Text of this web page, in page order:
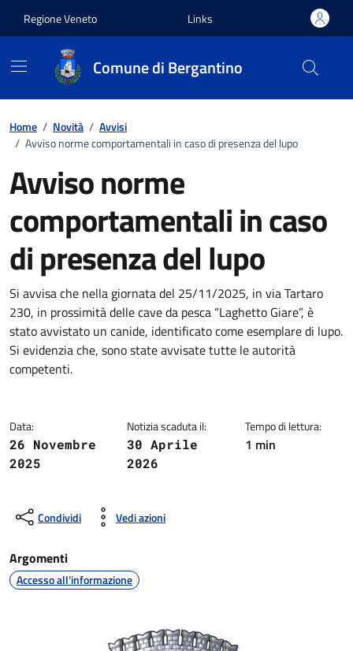
Regione Veneto Links
Comune di Bergantino
Home / Novità / Avvisi
/ Avviso norme comportamentali in caso di presenza del lupo
Avviso norme
comportamentali in caso
di presenza del lupo
Dettagli della notizia
Si avvisa che nella giornata del 25/11/2025, in via Tartaro
230, in prossimità delle cave da pesca “Laghetto Giare”, è
stato avvistato un canide, identificato come esemplare di lupo.
Si evidenzia che, sono state avvisate tutte le autorità
competenti.
Data:
26 Novembre
2025
Notizia scaduta il:
30 Aprile
2026
Tempo di lettura:
1 min
Condividi Vedi azioni
Argomenti
Accesso all'informazione